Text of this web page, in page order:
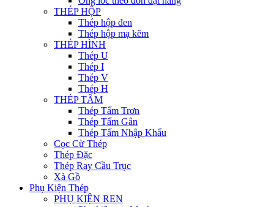
THÉP HỘP
Thép hộp đen
Thép hộp mạ kẽm
THÉP HÌNH
Thép U
Thép I
Thép V
Thép H
THÉP TẤM
Thép Tấm Trơn
Thép Tấm Gân
Thép Tấm Nhập Khẩu
Cọc Cừ Thép
Thép Đặc
Thép Ray Cầu Trục
Xà Gồ
Phụ Kiện Thép
PHỤ KIỆN REN